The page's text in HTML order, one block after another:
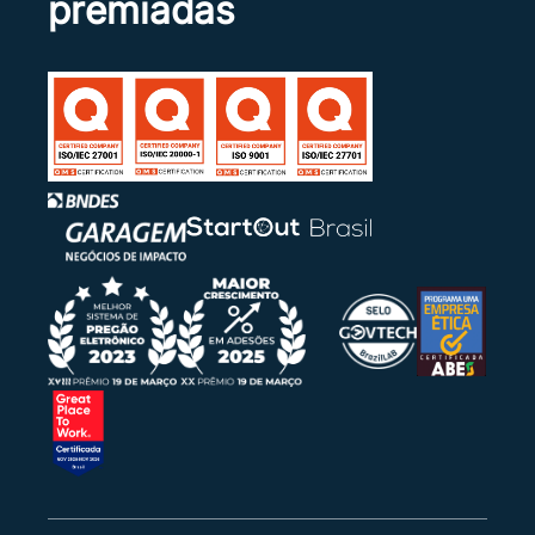
Encerrado o prazo para apresentação de
recursos e não tendo sido feita nenhuma
manifestação, a sessão será concluída, e o
processo seguirá para análise pelo
Departamento Jurídico, que emitirá o seu
parecer. Posteriormente, o processo será
submetido ao processo de adjudicação e
homologação. Agradecemos a todos e
desejamos a vocês um ótimo dia!
08/12/2023 13:41:53 | Sistema
A data limite de intenção de recursos foi
definida pelo pregoeiro para 08/12/2023 às 11:11.
08/12/2023 13:40:55 | Sistema
Para o item 0003 foi habilitado e declarado
DE GAS LTDA.
premiadas